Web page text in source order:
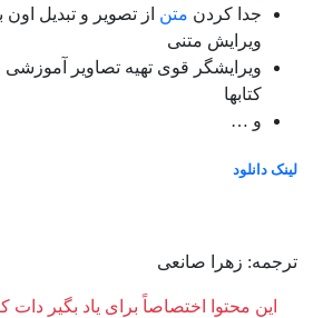
جدا کردن متن از تصویر و تبدیل
ویرایش متنی
ویرایشگر قوی تهیه تصاویر آموزشی
کتابها
و …
لینک دانلود
ترجمه: زهرا صانعی
این محتوا اختصاصاً برای یاد بگیر